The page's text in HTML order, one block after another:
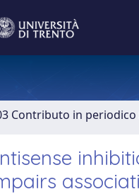
Contributo in